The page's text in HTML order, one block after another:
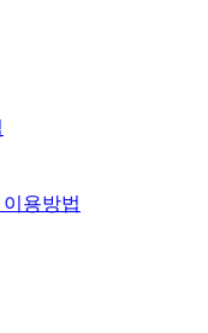
용방법